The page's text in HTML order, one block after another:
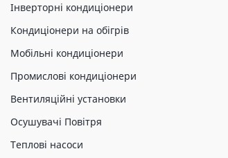
Інверторні кондиціонери
Кондиціонери на обігрів
Мобільні кондиціонери
Промислові кондиціонери
Вентиляційні установки
Осушувачі Повітря
Теплові насоси